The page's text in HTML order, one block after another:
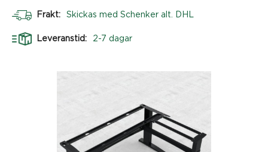
Frakt: Skickas med Schenker alt. DHL
Leveranstid: 2-7 dagar